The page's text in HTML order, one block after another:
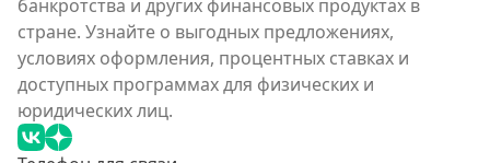
банкротства и других финансовых продуктах в
стране. Узнайте о выгодных предложениях,
условиях оформления, процентных ставках и
доступных программах для физических и
юридических лиц.